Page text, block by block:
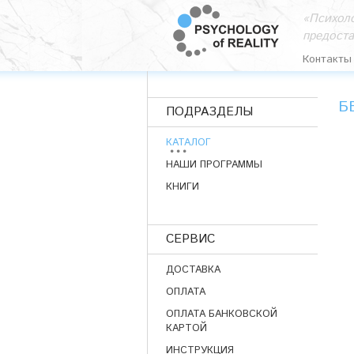
Контакты
ПОДРАЗДЕЛЫ
КАТАЛОГ
НАШИ ПРОГРАММЫ
КНИГИ
СЕРВИС
ДОСТАВКА
ОПЛАТА
ОПЛАТА БАНКОВСКОЙ
КАРТОЙ
ИНСТРУКЦИЯ